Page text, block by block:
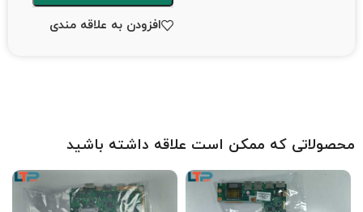
افزودن به علاقه مندی
محصولاتی که ممکن است علاقه داشته باشید